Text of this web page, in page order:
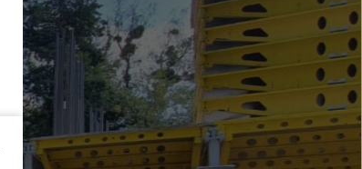
SOFTWARE
SHOP